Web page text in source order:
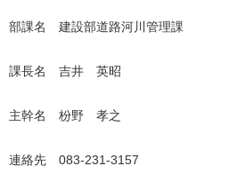
部課名 建設部道路河川管理課
課長名 吉井 英昭
主幹名 枌野 孝之
連絡先 083-231-3157